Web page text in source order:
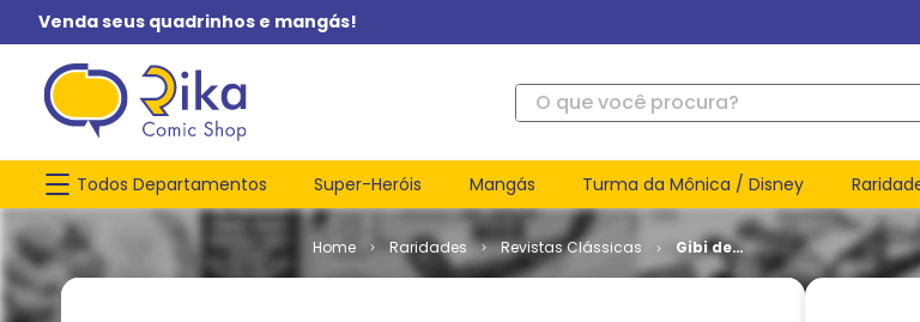
Venda seus quadrinhos e mangás!
O que você procura?
Todos Departamentos Super-Heróis Mangás Turma da Mônica / Disney
Raridades Revistas Clássicas
Gibi de
Ouro -